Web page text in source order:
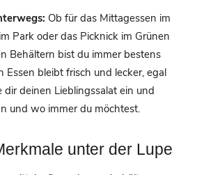
Ob für das Mittagessen im
Park oder das Picknick im Grünen
Behältern bist du immer bestens
Essen bleibt frisch und lecker, egal
dir deinen Lieblingssalat ein und
und wo immer du möchtest.
unter der Lupe